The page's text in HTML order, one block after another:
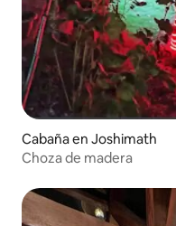
Cabaña en Joshimath
Choza de madera